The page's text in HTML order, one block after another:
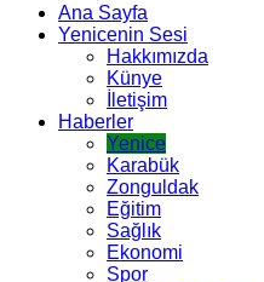
Ana Sayfa
Yenicenin Sesi
Hakkımızda
Künye
İletişim
Haberler
Yenice
Karabük
Zonguldak
Eğitim
Sağlık
Ekonomi
Spor